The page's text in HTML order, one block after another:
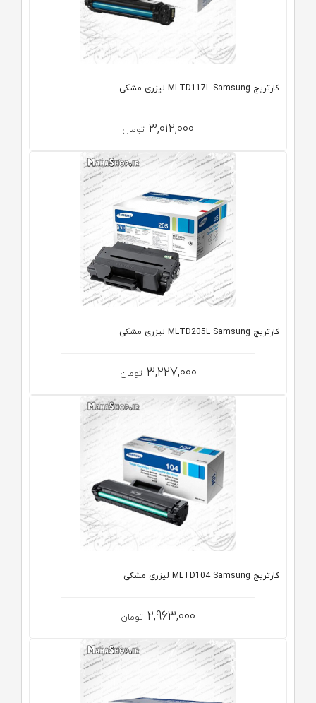
کارتریج MLTD117L Samsung لیزری مشکی
3,012,000 تومان
کارتریج MLTD205L Samsung لیزری مشکی
3,227,000 تومان
کارتریج MLTD104 Samsung لیزری مشکی
2,963,000 تومان